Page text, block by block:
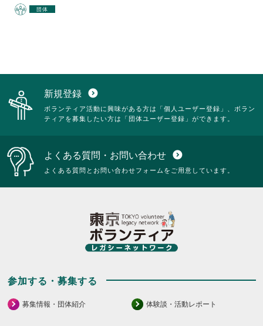
団体
新規登録 expand_circle_down
ボランティア活動に興味がある方は「個人ユーザー登録」、ボラン
ティアを募集したい方は「団体ユーザー登録」ができます。
よくある質問・お問い合わせ expand_circle_down
よくある質問とお問い合わせフォームをご用意しています。
参加する・募集する
募集情報・団体紹介 体験談・活動レポート